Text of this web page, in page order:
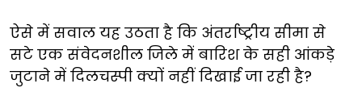
ऐसे में सवाल यह उठता है कि अंतर्राष्ट्रीय सीमा से
सटे एक संवेदनशील जिले में बारिश के सही आंकड़े
जुटाने में दिलचस्पी क्यों नहीं दिखाई जा रही है?